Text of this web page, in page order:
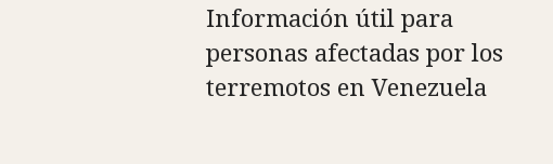
Información útil para
personas afectadas por los
terremotos en Venezuela